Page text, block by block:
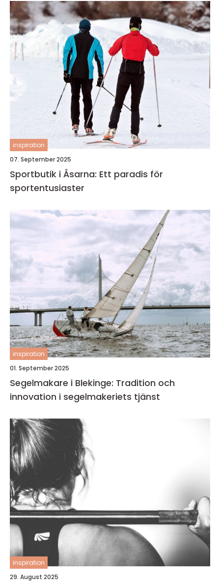
inspiration
07. September 2025
Sportbutik i Åsarna: Ett paradis för
sportentusiaster
inspiration
01. September 2025
Segelmakare i Blekinge: Tradition och
innovation i segelmakeriets tjänst
inspiration
29. August 2025